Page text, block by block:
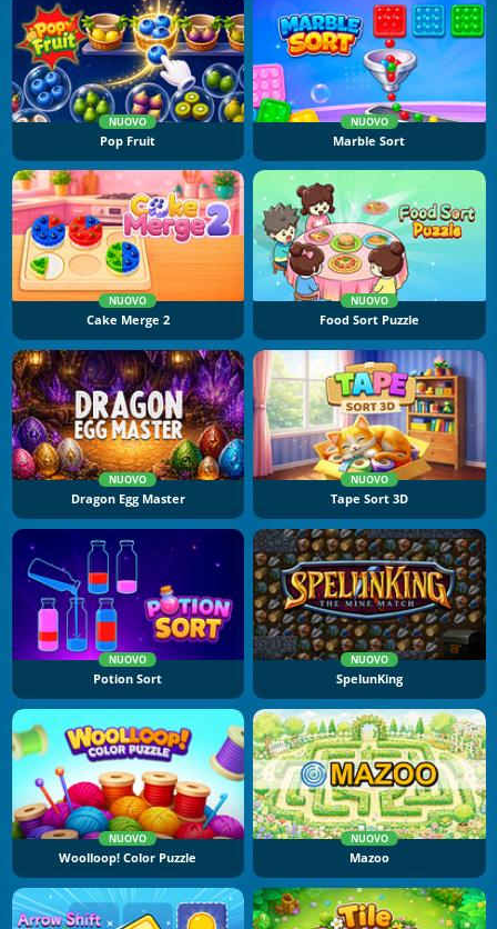
NUOVO
Pop Fruit
NUOVO
Marble Sort
NUOVO
Cake Merge 2
NUOVO
Food Sort Puzzle
NUOVO
Dragon Egg Master
NUOVO
Tape Sort 3D
NUOVO
Potion Sort
NUOVO
SpelunKing
NUOVO
Woolloop! Color Puzzle
NUOVO
Mazoo